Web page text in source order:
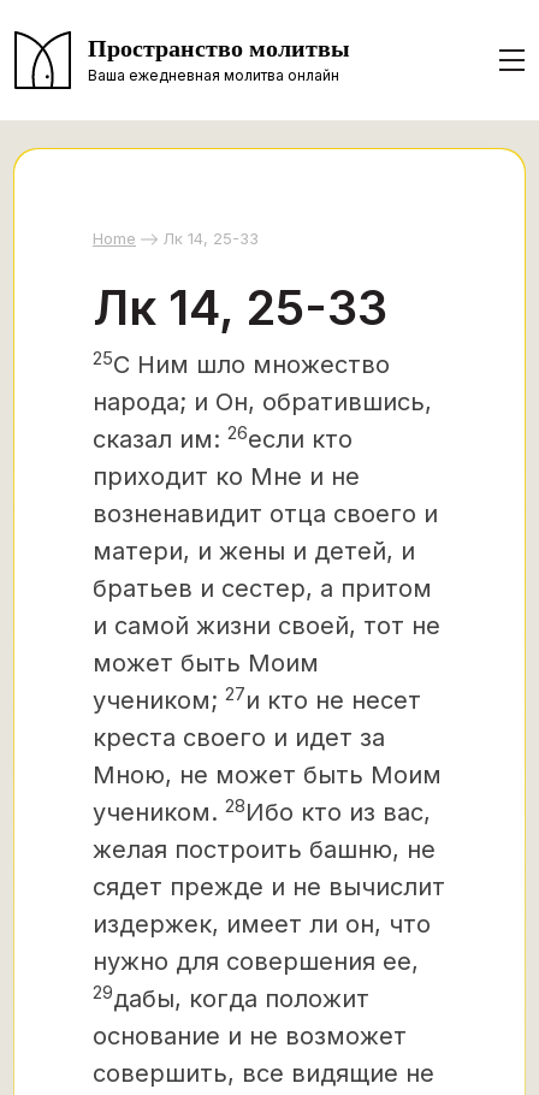
Пространство молитвы
Ваша ежедневная молитва онлайн
Home Лк 14, 25-33
Лк 14, 25-33
25С Ним шло множество
народа; и Он, обратившись,
сказал им: 26если кто
приходит ко Мне и не
возненавидит отца своего и
матери, и жены и детей, и
братьев и сестер, а притом
и самой жизни своей, тот не
может быть Моим
учеником; 27и кто не несет
креста своего и идет за
Мною, не может быть Моим
учеником. 28Ибо кто из вас,
желая построить башню, не
сядет прежде и не вычислит
издержек, имеет ли он, что
нужно для совершения ее,
29дабы, когда положит
основание и не возможет
совершить, все видящие не